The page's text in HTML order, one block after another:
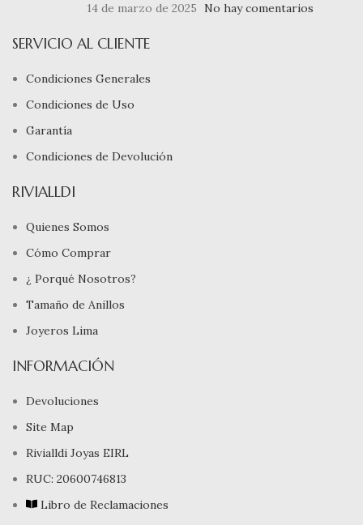
14 de marzo de 2025
No hay comentarios
SERVICIO AL CLIENTE
Condiciones Generales
Condiciones de Uso
Garantía
Condiciones de Devolución
RIVIALLDI
Quienes Somos
Cómo Comprar
¿ Porqué Nosotros?
Tamaño de Anillos
Joyeros Lima
INFORMACIÓN
Devoluciones
Site Map
Rivialldi Joyas EIRL
RUC: 20600746813
Libro de Reclamaciones